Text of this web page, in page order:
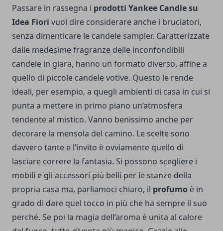
Passare in rassegna i prodotti Yankee Candle su
Idea Fiori vuol dire considerare anche i bruciatori,
senza dimenticare le candele sampler. Caratterizzate
dalle medesime fragranze delle inconfondibili
candele in giara, hanno un formato diverso, affine a
quello di piccole candele votive. Questo le rende
ideali, per esempio, a quegli ambienti di casa in cui si
punta a mettere in primo piano un’atmosfera
tendente al mistico. Vanno benissimo anche per
decorare la mensola del camino. Le scelte sono
davvero tante e l’invito è ovviamente quello di
lasciare correre la fantasia. Si possono scegliere i
mobili e gli accessori più belli per le stanze della
propria casa ma, parliamoci chiaro, il profumo è in
grado di dare quel tocco in più che ha sempre il suo
perché. Se poi la magia dell’aroma è unita al calore